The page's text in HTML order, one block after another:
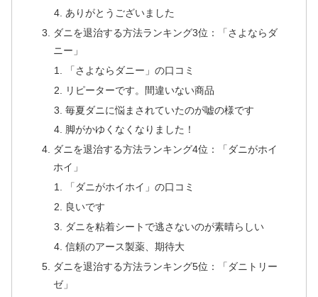
ありがとうございました
ダニを退治する方法ランキング3位：「さよならダ
ニー」
「さよならダニー」の口コミ
リピーターです。間違いない商品
毎夏ダニに悩まされていたのが嘘の様です
脚がかゆくなくなりました！
ダニを退治する方法ランキング4位：「ダニがホイ
ホイ」
「ダニがホイホイ」の口コミ
良いです
ダニを粘着シートで逃さないのが素晴らしい
信頼のアース製薬、期待大
ダニを退治する方法ランキング5位：「ダニトリー
ゼ」